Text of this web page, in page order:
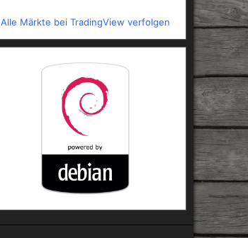
Alle Märkte bei TradingView verfolgen